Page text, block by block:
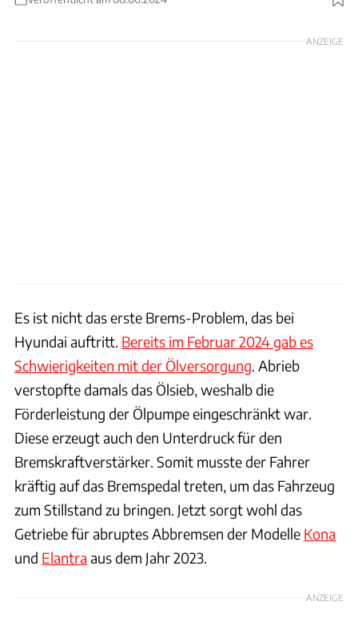
Foto: Hyundai
ANZEIGE
Es ist nicht das erste Brems-Problem, das bei
Hyundai auftritt. Bereits im Februar 2024 gab es
Schwierigkeiten mit der Ölversorgung. Abrieb
verstopfte damals das Ölsieb, weshalb die
Förderleistung der Ölpumpe eingeschränkt war.
Diese erzeugt auch den Unterdruck für den
Bremskraftverstärker. Somit musste der Fahrer
kräftig auf das Bremspedal treten, um das Fahrzeug
zum Stillstand zu bringen. Jetzt sorgt wohl das
Getriebe für abruptes Abbremsen der Modelle Kona
und Elantra aus dem Jahr 2023.
ANZEIGE